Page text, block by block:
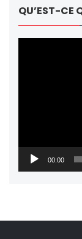
QU’EST-CE
00:00